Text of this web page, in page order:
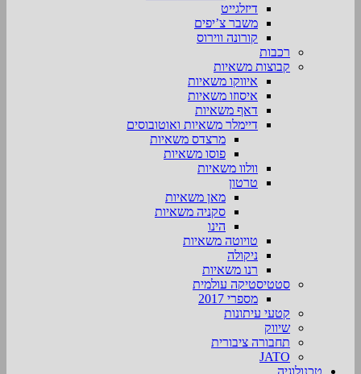
דיזלגייט
משבר צ’יפים
קורונה ווירוס
רכבות
קבוצות משאיות
איווקו משאיות
איסוזו משאיות
דאף משאיות
דיימלר משאיות ואוטובוסים
מרצדס משאיות
פוסו משאיות
וולוו משאיות
טרטון
מאן משאיות
סקניה משאיות
הינו
טויוטה משאיות
ניקולה
רנו משאיות
סטטיסטיקה עולמית
מספרי 2017
קטעי עיתונות
שיווק
תחבורה ציבורית
JATO
טכנולוגיה